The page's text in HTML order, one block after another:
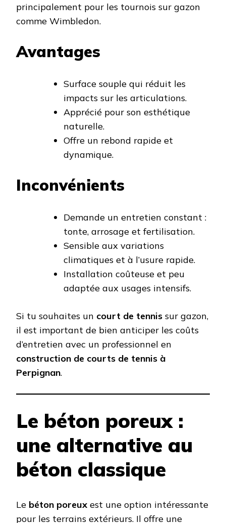
principalement pour les tournois sur gazon
comme Wimbledon.
Avantages
Surface souple qui réduit les
impacts sur les articulations.
Apprécié pour son esthétique
naturelle.
Offre un rebond rapide et
dynamique.
Inconvénients
Demande un entretien constant :
tonte, arrosage et fertilisation.
Sensible aux variations
climatiques et à l’usure rapide.
Installation coûteuse et peu
adaptée aux usages intensifs.
Si tu souhaites un court de tennis sur gazon,
il est important de bien anticiper les coûts
d’entretien avec un professionnel en
construction de courts de tennis à
Perpignan.
Le béton poreux :
une alternative au
béton classique
Le béton poreux est une option intéressante
pour les terrains extérieurs. Il offre une